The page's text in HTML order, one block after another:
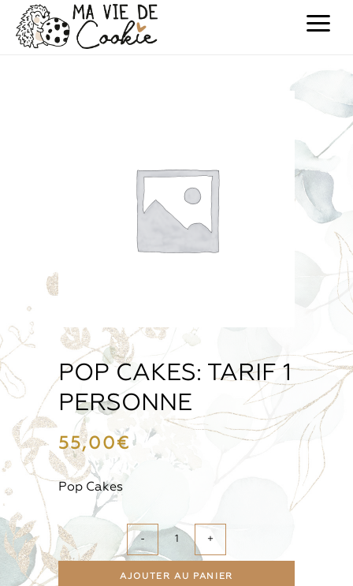
POP CAKES: TARIF 1
PERSONNE
55,00€
Pop Cakes
- +
AJOUTER AU PANIER